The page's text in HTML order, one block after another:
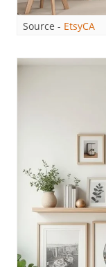
Source - EtsyCA